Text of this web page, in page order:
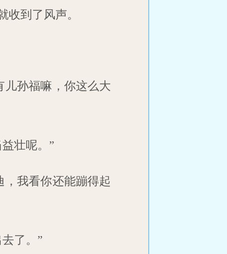
到了风声。
儿孙福嘛，你这么大
壮呢。”
我看你还能蹦得起
了。”